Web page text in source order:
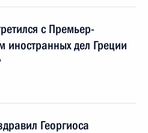
с Премьер-
дел Греции
Георгиоса